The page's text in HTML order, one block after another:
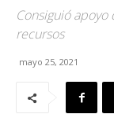
Consiguió
recursos
mayo 25, 2021